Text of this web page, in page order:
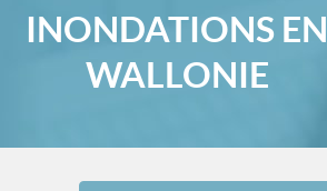
INONDATIONS EN
WALLONIE